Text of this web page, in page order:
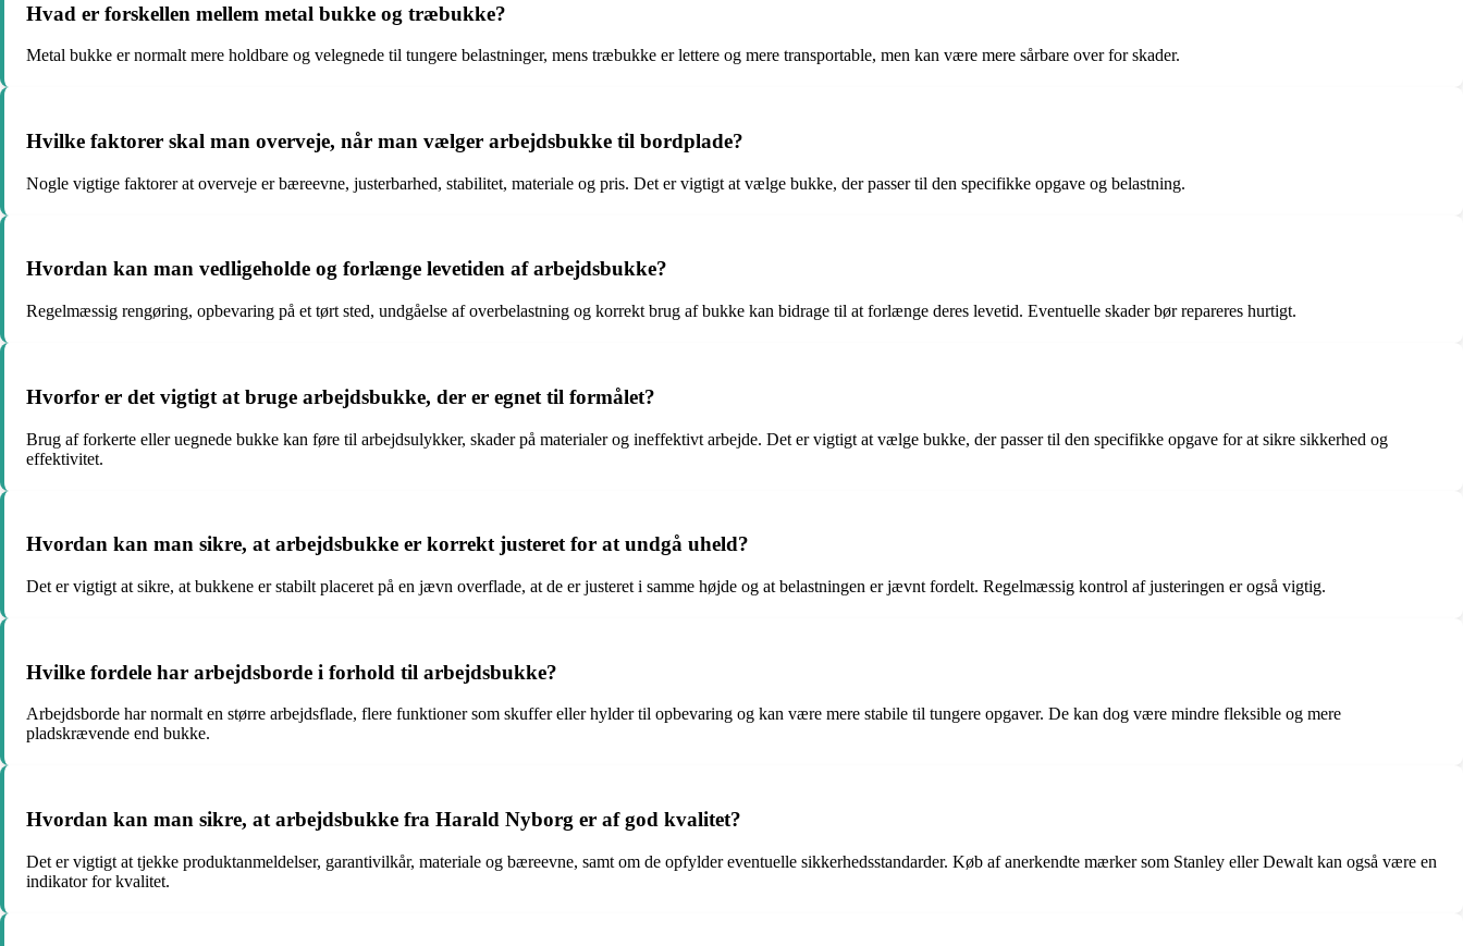
Hvad er forskellen mellem metal bukke og træbukke?
Metal bukke er normalt mere holdbare og velegnede til tungere belastninger, mens træbukke er lettere og mere transportable, men kan være mere sårbare over for skader.
Hvilke faktorer skal man overveje, når man vælger arbejdsbukke til bordplade?
Nogle vigtige faktorer at overveje er bæreevne, justerbarhed, stabilitet, materiale og pris. Det er vigtigt at vælge bukke, der passer til den specifikke opgave og belastning.
Hvordan kan man vedligeholde og forlænge levetiden af arbejdsbukke?
Regelmæssig rengøring, opbevaring på et tørt sted, undgåelse af overbelastning og korrekt brug af bukke kan bidrage til at forlænge deres levetid. Eventuelle skader bør repareres hurtigt.
Hvorfor er det vigtigt at bruge arbejdsbukke, der er egnet til formålet?
Brug af forkerte eller uegnede bukke kan føre til arbejdsulykker, skader på materialer og ineffektivt arbejde. Det er vigtigt at vælge bukke, der passer til den specifikke opgave for at sikre sikkerhed og
effektivitet.
Hvordan kan man sikre, at arbejdsbukke er korrekt justeret for at undgå uheld?
Det er vigtigt at sikre, at bukkene er stabilt placeret på en jævn overflade, at de er justeret i samme højde og at belastningen er jævnt fordelt. Regelmæssig kontrol af justeringen er også vigtig.
Hvilke fordele har arbejdsborde i forhold til arbejdsbukke?
Arbejdsborde har normalt en større arbejdsflade, flere funktioner som skuffer eller hylder til opbevaring og kan være mere stabile til tungere opgaver. De kan dog være mindre fleksible og mere
pladskrævende end bukke.
Hvordan kan man sikre, at arbejdsbukke fra Harald Nyborg er af god kvalitet?
Det er vigtigt at tjekke produktanmeldelser, garantivilkår, materiale og bæreevne, samt om de opfylder eventuelle sikkerhedsstandarder. Køb af anerkendte mærker som Stanley eller Dewalt kan også være en
indikator for kvalitet.